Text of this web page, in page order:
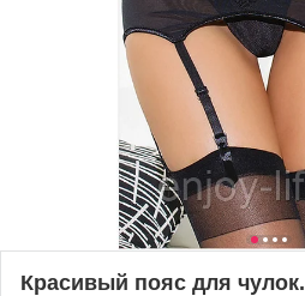
Красивый пояс для чулок.